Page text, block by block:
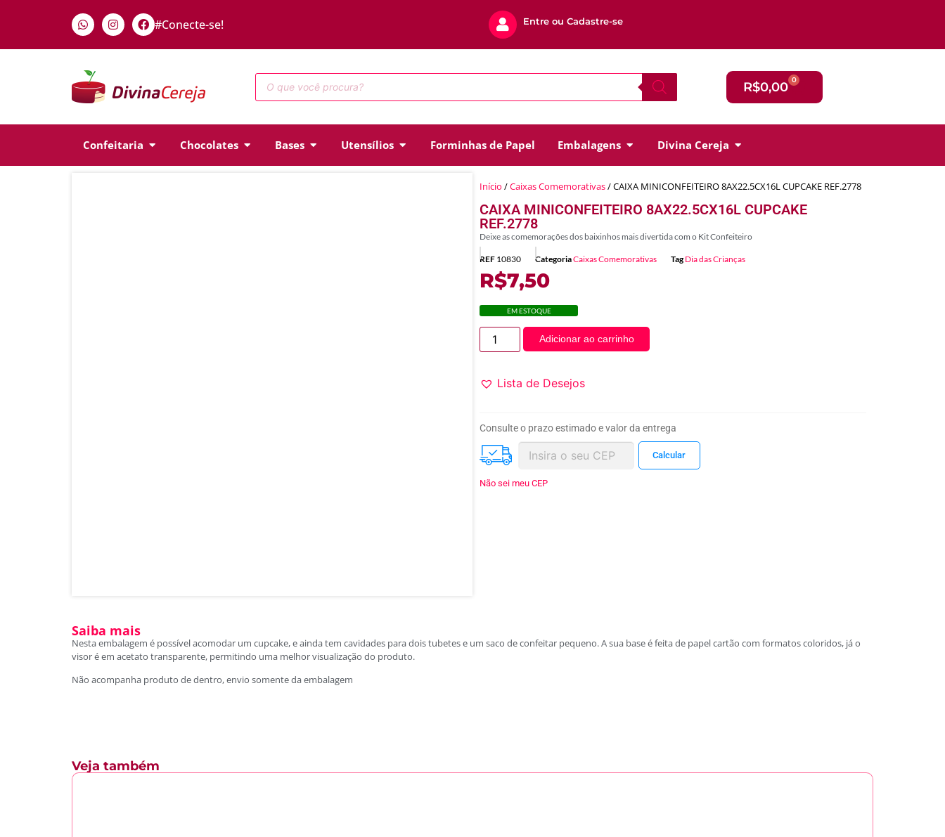
#Conecte-se! Entre ou Cadastre-se
R$0,00 0
Confeitaria Chocolates Bases Utensílios Forminhas de Papel Embalagens Divina Cereja
Início /Caixas Comemorativas/ CAIXA MINICONFEITEIRO 8AX22.5CX16L CUPCAKE REF.2778
CAIXA MINICONFEITEIRO 8AX22.5CX16L CUPCAKE
REF.2778
Deixe as comemorações dos baixinhos mais divertida com o Kit Confeiteiro
REF 10830 CategoriaCaixas Comemorativas Tag Dia das Crianças
R$7,50
EM ESTOQUE
Adicionar ao carrinho
Lista de Desejos
Consulte o prazo estimado e valor da entrega
Não sei meu CEP
Saiba mais
Nesta embalagem é possível acomodar um cupcake, e ainda tem cavidades para dois tubetes e um saco de confeitar pequeno. A sua base é feita de papel cartão com formatos coloridos, já o
visor é em acetato transparente, permitindo uma melhor visualização do produto.
Não acompanha produto de dentro, envio somente da embalagem
Veja também